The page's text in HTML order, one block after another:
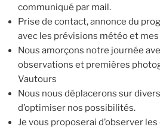
communiqué par mail.
Prise de contact, annonce du
avec les prévisions météo et
Nous amorçons notre journée
observations et premières
Vautours
Nous nous déplacerons sur
d’optimiser nos possibilités.
Je vous proposerai d’observer